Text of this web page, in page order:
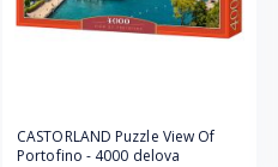
CASTORLAND Puzzle View Of
Portofino - 4000 delova